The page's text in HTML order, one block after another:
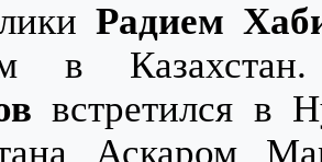
Радием
в
встретился в
Аскаром